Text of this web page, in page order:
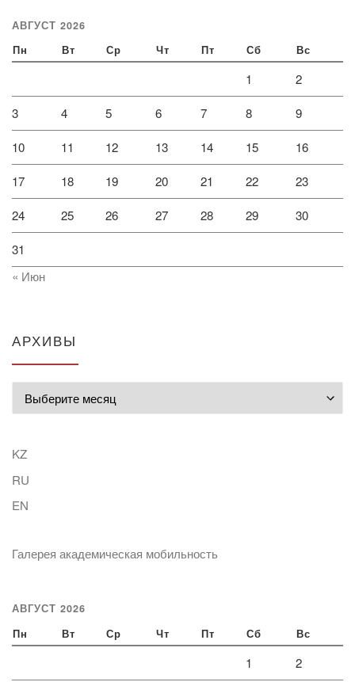
АВГУСТ 2026
Пн Вт Ср Чт Пт Сб Вс
1 2
3 4 5 6 7 8 9
10 11 12 13 14 15 16
17 18 19 20 21 22 23
24 25 26 27 28 29 30
31
« Июн
АРХИВЫ
KZ
RU
EN
Галерея академическая мобильность
АВГУСТ 2026
Пн Вт Ср Чт Пт Сб Вс
1 2